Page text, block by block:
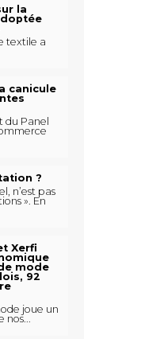
la
textile a
canicule
du Panel
?
n’est pas
». En
Xerfi
mode
92
joue un
nos...